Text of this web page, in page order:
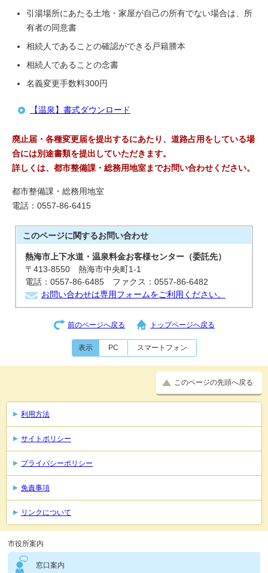
引湯場所にあたる土地・家屋が自己の所有でない場合は、所
有者の同意書
相続人であることの確認ができる戸籍謄本
相続人であることの念書
名義変更手数料300円
【温泉】書式ダウンロード
廃止届・各種変更届を提出するにあたり、道路占用をしている場
合には別途書類を提出していただきます。
詳しくは、都市整備課・総務用地室までお問い合わせください。
都市整備課・総務用地室
電話：0557-86-6415
このページに関するお問い合わせ
熱海市上下水道・温泉料金お客様センター（委託先）
〒413-8550 熱海市中央町1-1
電話：0557-86-6485 ファクス：0557-86-6482
お問い合わせは専用フォームをご利用ください。
前のページへ戻る トップページへ戻る
表示 PC スマートフォン
このページの先頭へ戻る
利用方法
サイトポリシー
プライバシーポリシー
免責事項
リンクについて
市役所案内
窓口案内